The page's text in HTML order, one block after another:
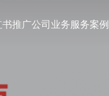
书推广公司业务服务案例